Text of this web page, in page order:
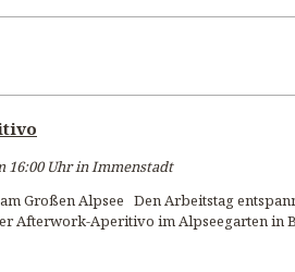
16:00 Uhr in Immenstadt
Großen Alpsee Den Arbeitstag
Afterwork-Aperitivo im Alpseegarten in